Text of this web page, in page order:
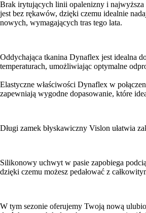
Brak irytujących linii opalenizny i
jest bez rękawów, dzięki czemu idealnie
nowych, wymagających tras tego lata.
Oddychająca tkanina Dynaflex jest idealna
temperaturach, umożliwiając optymalne
Elastyczne właściwości Dynaflex w
zapewniają wygodne dopasowanie, które
Długi zamek błyskawiczny Vislon ułatwia
Silikonowy uchwyt w pasie zapobiega
dzięki czemu możesz pedałować z
W tym sezonie oferujemy Twoją nową